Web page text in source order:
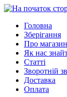
Головна
Зберігання
Про магазин
Як нас
Статті
Зворотній
Доставка
Оплата